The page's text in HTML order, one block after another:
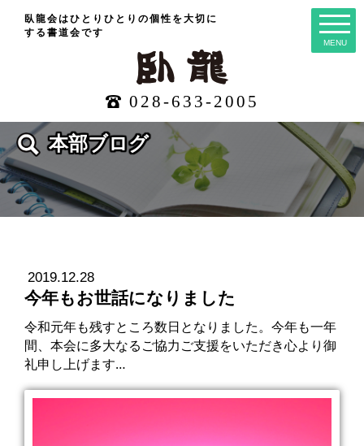
臥龍会はひとりひとりの個性を大切に
する 書道会です
028-633-2005
MENU
本部ブログ
2019.12.28
今年もお世話になりました
令和元年も残すところ数日となりました。今年も一年
間、本会に多大なるご協力ご支援をいただき心より御
礼申し上げます…